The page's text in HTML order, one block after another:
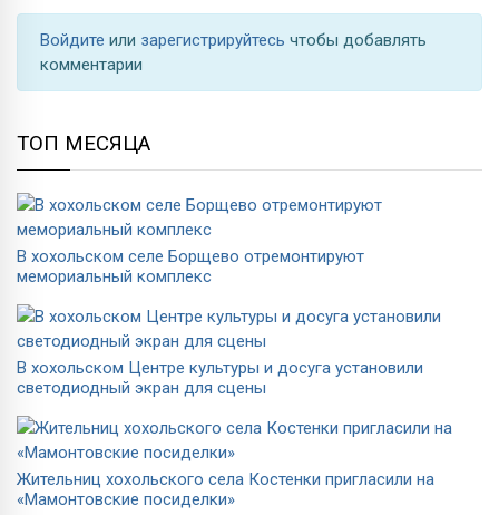
Войдите или зарегистрируйтесь чтобы добавлять
комментарии
ТОП МЕСЯЦА
В хохольском селе Борщево отремонтируют
мемориальный комплекс
В хохольском Центре культуры и досуга установили
светодиодный экран для сцены
Жительниц хохольского села Костенки пригласили на
«Мамонтовские посиделки»